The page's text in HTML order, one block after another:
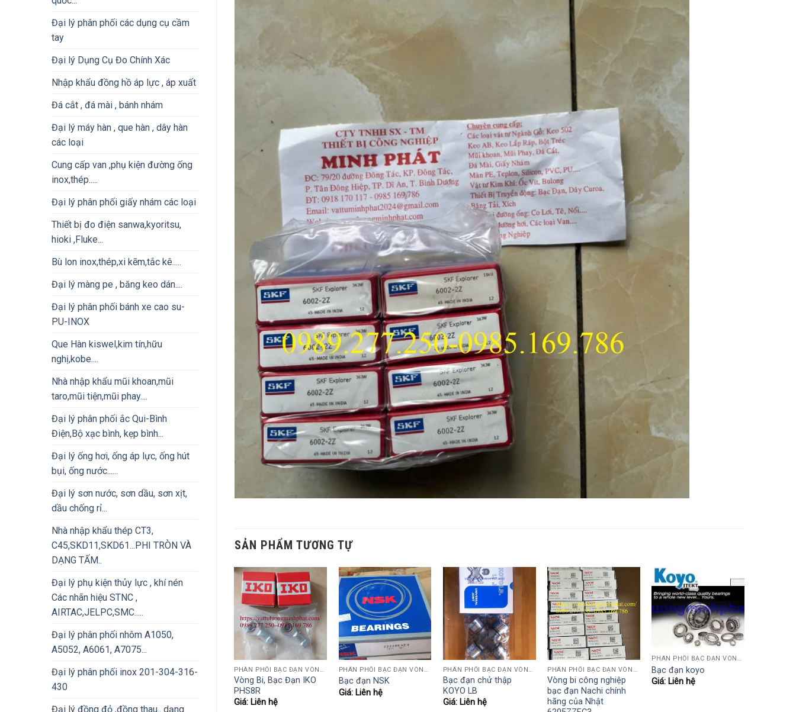
Đại lý phân phối các dụng cụ cầm
tay
Đại lý Dụng Cụ Đo Chính Xác
Nhập khẩu đồng hồ áp lực , áp xuất
Đá cắt , đá mài , bánh nhám
Đại lý máy hàn , que hàn , dây hàn
các loại
Cung cấp van ,phụ kiện đường ống
inox,thép.....
Đại lý phân phối giấy nhám các loại
Thiết bị đo điện sanwa,kyoritsu,
hioki ,Fluke...
Bù lon inox,thép,xi kẽm,tắc kê.....
Đại lý màng pe , băng keo dán....
Đại lý phân phối bánh xe cao su-
PU-INOX
Que Hàn kiswel,kim tín,hữu
nghị,kobe....
Nhà nhập khẩu mũi khoan,mũi
taro,mũi tiện,mũi phay....
Đại lý phân phối ắc Qui-Bình
Điện,Bộ xạc bình, kẹp bình...
Đại lý ống hơi, ống áp lực, ống hút
bụi, ống nước......
Đại lý sơn nước, sơn dầu, sơn xịt,
dầu chống rỉ...
Nhà nhập khẩu thép CT3,
C45,SKD11,SKD61...PHI TRÒN VÀ
DẠNG TẤM..
Đại lý phụ kiện thủy lực , khí nén
Các nhãn hiệu STNC ,
AIRTAC,JELPC,SMC.....
Đại lý phân phối nhôm A1050,
A5052, A6061, A7075...
Đại lý phân phối inox 201-304-316-
430
Đại lý đồng đỏ ,đồng thau.. dạng
SẢN PHẨM TƯƠNG TỰ
PHÂN PHỐI BẠC ĐẠN VÒNG BI KOYO,NSK,SKF,ASHAHI,JIB,FBJ,SAMICK.....
Vòng Bi, Bạc Đạn IKO
PHS8R
Giá: Liên hệ
PHÂN PHỐI BẠC ĐẠN VÒNG BI KOYO,NSK,SKF,ASHAHI,JIB,FBJ,SAMICK.....
Bạc đạn NSK
Giá: Liên hệ
PHÂN PHỐI BẠC ĐẠN VÒNG BI KOYO,NSK,SKF,ASHAHI,JIB,FBJ,SAMICK.....
Bạc đạn chử thập
KOYO LB
Giá: Liên hệ
PHÂN PHỐI BẠC ĐẠN VÒNG BI KOYO,NSK,SKF,ASHAHI,JIB,FBJ,SAMICK.....
Vòng bi công nghiệp
bạc đạn Nachi chính
hãng của Nhật
PHÂN PHỐI BẠC ĐẠN VÒNG BI KOYO,NSK,SKF,ASHAHI,JIB,FBJ,SAMICK.....
Bạc đạn koyo
Giá: Liên hệ